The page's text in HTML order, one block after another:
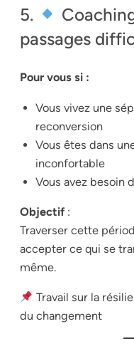
5.
passages
Pour vous si :
Vous vivez une
reconversion
Vous êtes dans
inconfortable
Vous avez besoin
Objectif :
Traverser cette
accepter ce qui se
même.
Travail sur la
du changement